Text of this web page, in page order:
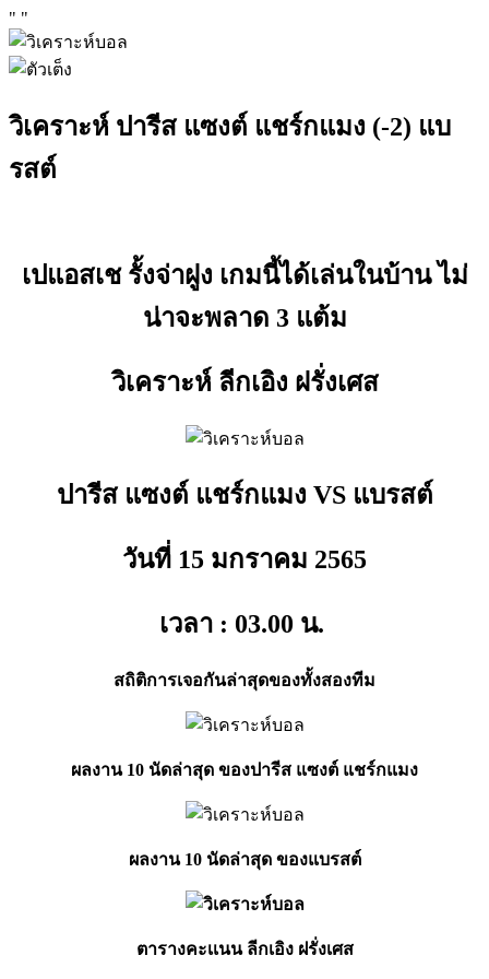
" "
วิเคราะห์ ปารีส แซงต์ แชร์กแมง (-2) แบ
รสต์
เปแอสเช รั้งจ่าฝูง เกมนี้ได้เล่นในบ้าน ไม่
น่าจะพลาด 3 แต้ม
วิเคราะห์ ลีกเอิง ฝรั่งเศส
ปารีส แซงต์ แชร์กแมง VS แบรสต์
วันที่ 15 มกราคม 2565
เวลา : 03.00 น.
สถิติการเจอกันล่าสุดของทั้งสองทีม
ผลงาน 10 นัดล่าสุด ของปารีส แซงต์ แชร์กแมง
ผลงาน 10 นัดล่าสุด ของแบรสต์
ตารางคะเเนน ลีกเอิง ฝรั่งเศส